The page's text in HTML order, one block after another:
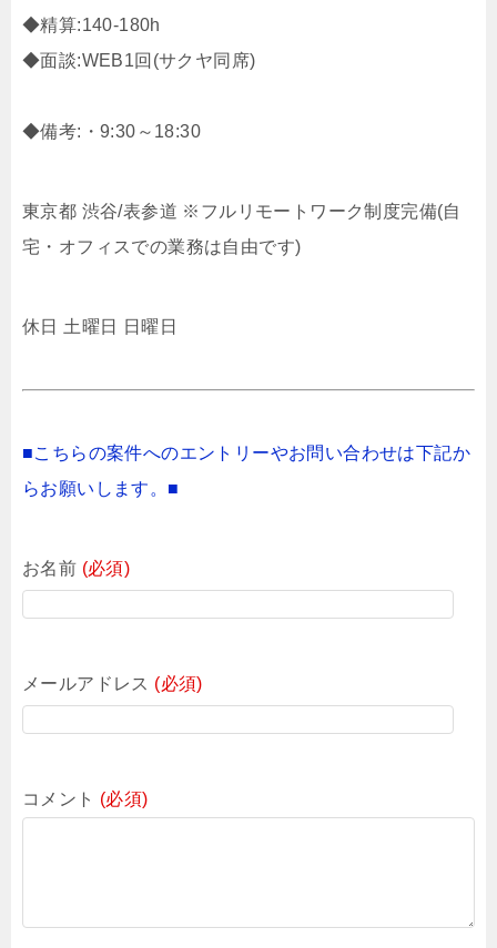
◆精算:140-180h
◆面談:WEB1回(サクヤ同席)
◆備考:・9:30～18:30
東京都 渋谷/表参道 ※フルリモートワーク制度完備(自
宅・オフィスでの業務は自由です)
休日 土曜日 日曜日
■こちらの案件へのエントリーやお問い合わせは下記か
らお願いします。■
お名前 (必須)
メールアドレス (必須)
コメント (必須)